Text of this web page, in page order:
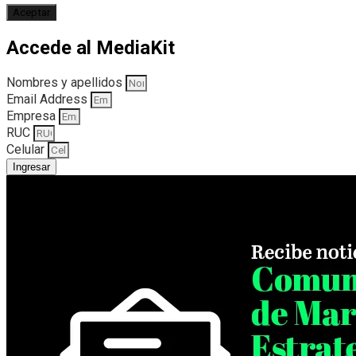
Aceptar
Accede al MediaKit
Nombres y apellidos
Email Address
Empresa
RUC
Celular
Ingresar